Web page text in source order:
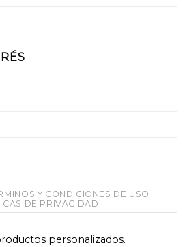
Y CONDICIONES DE USO
DE PRIVACIDAD
personalizados.